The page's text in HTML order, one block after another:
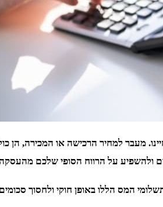
מעבר למחיר הרכישה או המכירה, הן
ולהשפיע על הרווח הסופי שלכם
המס הללו באופן חוקי ולחסוך